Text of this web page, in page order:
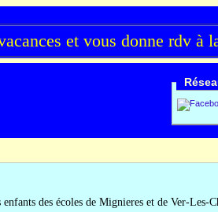
et vous donne rdv à
des écoles de Mignieres et de Ver-Les-